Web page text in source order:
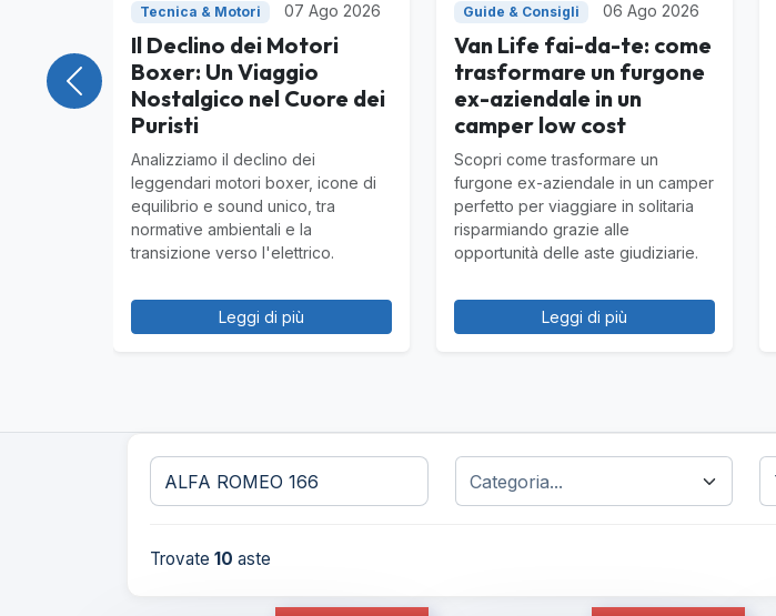
Tecnica & Motori 07 Ago 2026
Il Declino dei Motori
Boxer: Un Viaggio
Nostalgico nel Cuore dei
Puristi
Analizziamo il declino dei
leggendari motori boxer, icone di
equilibrio e sound unico, tra
normative ambientali e la
transizione verso l'elettrico.
Leggi di più
Guide & Consigli 06 Ago 2026
Van Life fai-da-te: come
trasformare un furgone
ex-aziendale in un
camper low cost
Scopri come trasformare un
furgone ex-aziendale in un camper
perfetto per viaggiare in solitaria
risparmiando grazie alle
opportunità delle aste giudiziarie.
Leggi di più
Precedente
Trovate 10 aste